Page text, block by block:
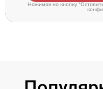
Нажимая на кнопку